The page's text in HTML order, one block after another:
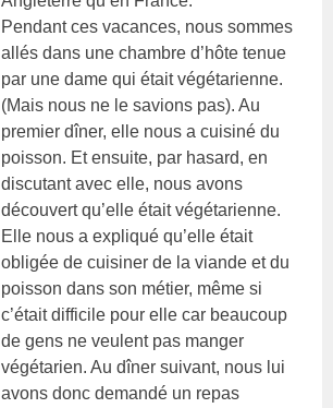
Pendant ces vacances, nous sommes
allés dans une chambre d’hôte tenue
par une dame qui était végétarienne.
(Mais nous ne le savions pas). Au
premier dîner, elle nous a cuisiné du
poisson. Et ensuite, par hasard, en
discutant avec elle, nous avons
découvert qu’elle était végétarienne.
Elle nous a expliqué qu’elle était
obligée de cuisiner de la viande et du
poisson dans son métier, même si
c’était difficile pour elle car beaucoup
de gens ne veulent pas manger
végétarien. Au dîner suivant, nous lui
avons donc demandé un repas